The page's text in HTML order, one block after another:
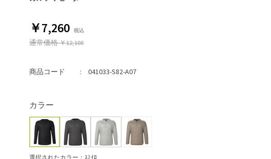
￥7,260
通常価格￥12,100
商品コード 041033-S82-A07
カラー